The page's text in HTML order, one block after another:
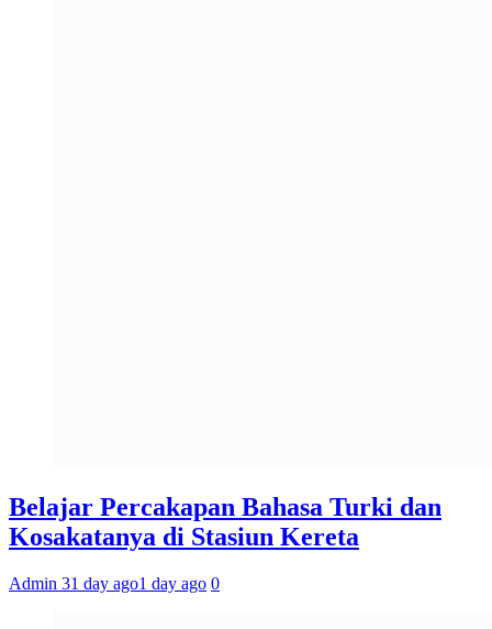
Belajar Percakapan Bahasa Turki dan
Kosakatanya di Stasiun Kereta
Admin 31 day ago1 day ago 0